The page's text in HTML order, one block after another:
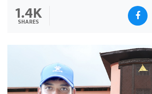
1.4K
SHARES